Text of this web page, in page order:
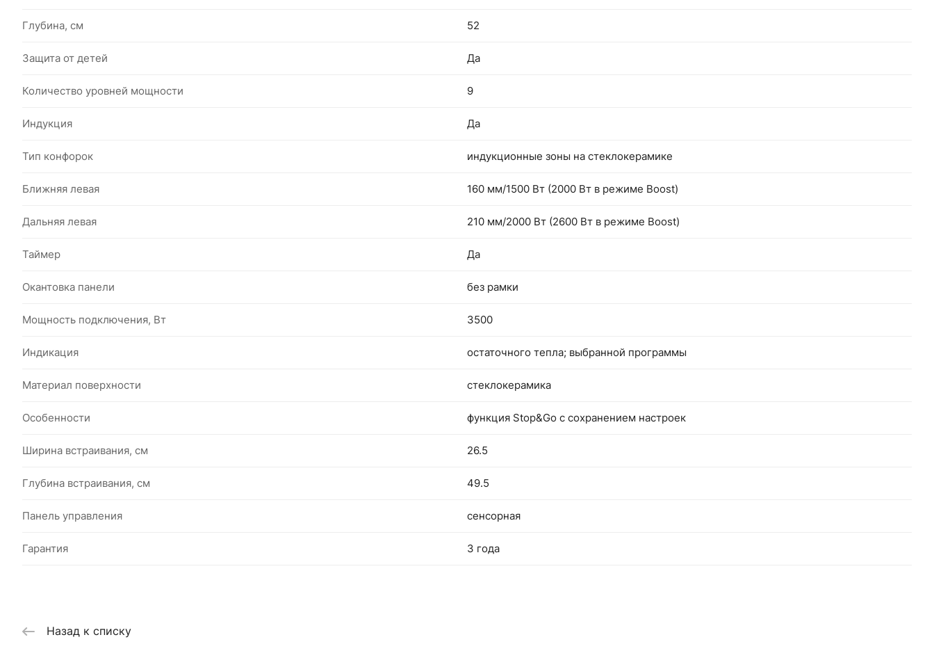
Глубина, см 52
Защита от детей Да
Количество уровней мощности 9
Индукция Да
Тип конфорок индукционные зоны на стеклокерамике
Ближняя левая 160 мм/1500 Вт (2000 Вт в режиме Boost)
Дальняя левая 210 мм/2000 Вт (2600 Вт в режиме Boost)
Таймер Да
Окантовка панели без рамки
Мощность подключения, Вт 3500
Индикация остаточного тепла; выбранной программы
Материал поверхности стеклокерамика
Особенности функция Stop&Go с сохранением настроек
Ширина встраивания, см 26.5
Глубина встраивания, см 49.5
Панель управления сенсорная
Гарантия 3 года
Назад к списку